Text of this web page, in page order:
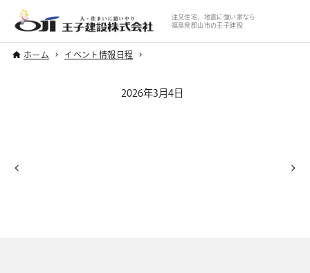
注文住宅、地震に強い家なら
福島県郡山市の王子建設
ホーム イベント情報日程
2026年3月4日